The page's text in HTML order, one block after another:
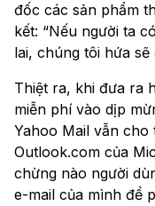
đốc các sản phẩm
kết: “Nếu người ta
lai, chúng tôi hứa
Thiệt ra, khi đưa ra
miễn phí vào dịp
Yahoo Mail vẫn cho
Outlook.com của
chừng nào người
e-mail của mình để